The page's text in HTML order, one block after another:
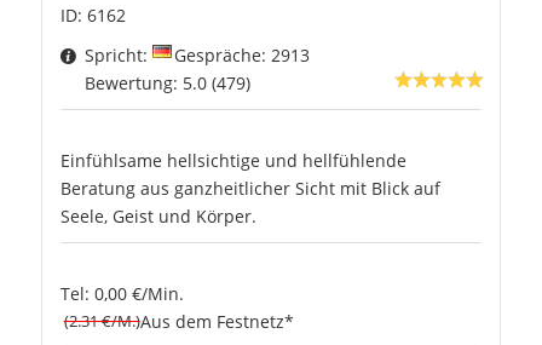
ID: 6162
Spricht:
Gespräche: 2913
Bewertung: 5.0 (479)
Einfühlsame hellsichtige und hellfühlende
Beratung aus ganzheitlicher Sicht mit Blick auf
Seele, Geist und Körper.
Tel: 0,00 €/Min.
(2.31 €/M.)Aus dem Festnetz*